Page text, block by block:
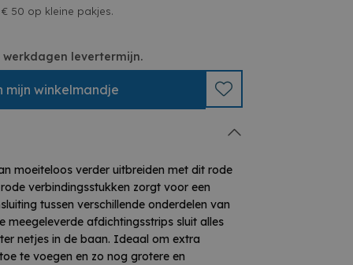
leren over water en stroming!
voor waterdichte verbinding
en te combineren
van je Aquaplay set
50 op kleine pakjes.
werkdagen levertermijn.
mijn winkelmandje
moeiteloos verder uitbreiden met dit rode
verbindingsstukken zorgt voor een
tussen verschillende onderdelen van
meegeleverde afdichtingsstrips sluit alles
netjes in de baan. Ideaal om extra
te voegen en zo nog grotere en